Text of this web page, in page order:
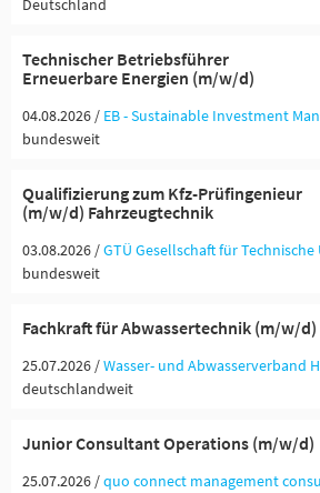
Deutschland
Technischer Betriebsführer
Erneuerbare Energien (m/w/d)
04.08.2026 / EB - Sustainable Investment
bundesweit
Qualifizierung zum Kfz-Prüfingenieur
(m/w/d) Fahrzeugtechnik
03.08.2026 /GTÜ Gesellschaft für
bundesweit
Fachkraft für Abwassertechnik (m/w/d)
25.07.2026 /Wasser- und Abwasserverband
deutschlandweit
Junior Consultant Operations (m/w/d)
25.07.2026 /quo connect management